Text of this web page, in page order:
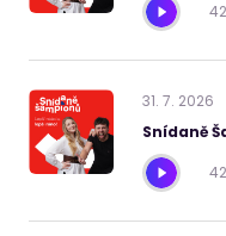
31. 7. 2026
Snídaně